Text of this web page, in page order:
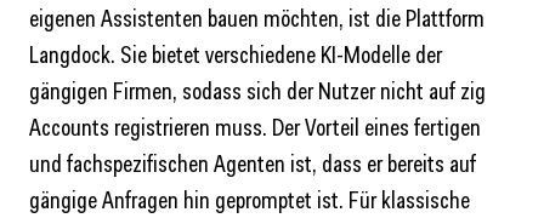
eigenen Assistenten bauen möchten, ist die Plattform
Langdock. Sie bietet verschiedene KI-Modelle der
gängigen Firmen, sodass sich der Nutzer nicht auf zig
Accounts registrieren muss. Der Vorteil eines fertigen
und fachspezifischen Agenten ist, dass er bereits auf
gängige Anfragen hin gepromptet ist. Für klassische